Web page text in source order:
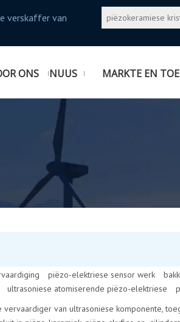
verskaffer van
ONS NUUS MARKTE EN
piëzo-elektriese sensor werk
ultrasoniese atomiserende piëzo-elektriese
vervaardiger van ultrasoniese komponente,